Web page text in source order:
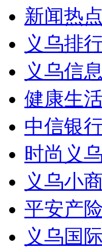
新闻热点
义乌排
义乌信
健康生
中信银
时尚义
义乌小
平安产
义乌国